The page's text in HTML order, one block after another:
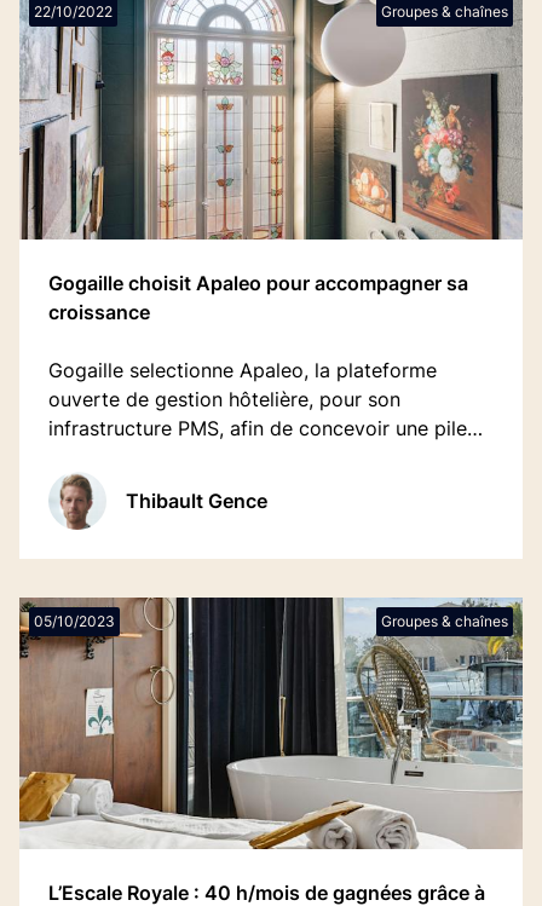
22/10/2022 Groupes & chaînes
Gogaille choisit Apaleo pour accompagner sa
croissance
Gogaille selectionne Apaleo, la plateforme
ouverte de gestion hôtelière, pour son
infrastructure PMS, afin de concevoir une pile
expérience moderne pour ses clients et ses
équipes
Thibault Gence
05/10/2023 Groupes & chaînes
L’Escale Royale : 40 h/mois de gagnées grâce à